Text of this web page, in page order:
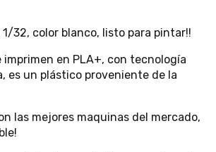
1/32, color blanco, listo para pintar!!
imprimen en PLA+, con tecnología
es un plástico proveniente de la
las mejores maquinas del mercado,